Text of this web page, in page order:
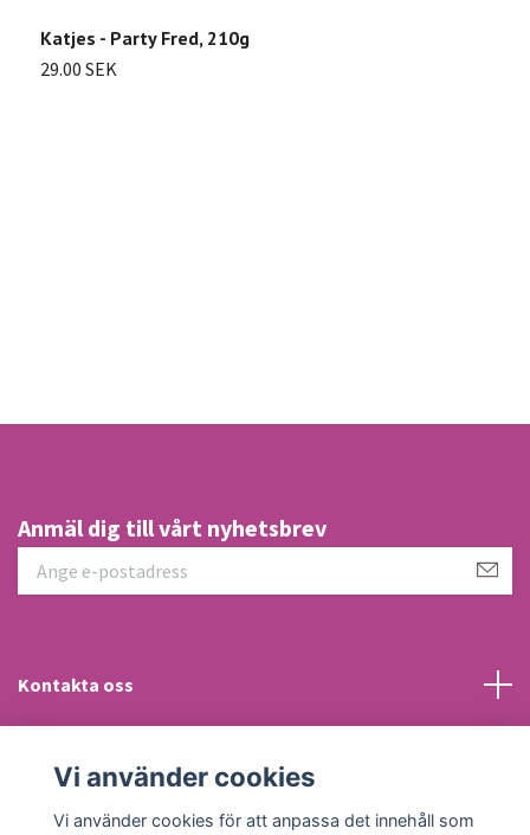
Katjes - Party Fred, 210g
29.00 SEK
Anmäl dig till vårt nyhetsbrev
Kontakta oss
Sociala medier
Vi använder cookies
Vi använder cookies för att anpassa det innehåll som